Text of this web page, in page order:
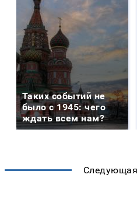
Таких событий не
было с 1945: чего
ждать всем нам?